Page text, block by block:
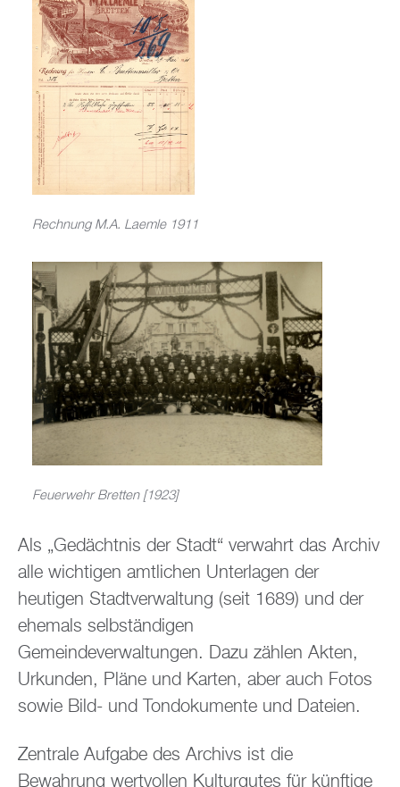
Rechnung M.A. Laemle 1911
Feuerwehr Bretten [1923]
Als „Gedächtnis der Stadt“ verwahrt das Archiv
alle wichtigen amtlichen Unterlagen der
heutigen Stadtverwaltung (seit 1689) und der
ehemals selbständigen
Gemeindeverwaltungen. Dazu zählen Akten,
Urkunden, Pläne und Karten, aber auch Fotos
sowie Bild- und Tondokumente und Dateien.
Zentrale Aufgabe des Archivs ist die
Bewahrung wertvollen Kulturgutes für künftige